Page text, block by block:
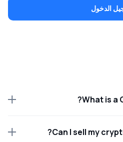
الدخول
What is a
Can I sell my